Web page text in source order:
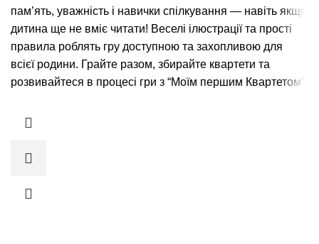
пам’ять, уважність і навички спілкування — навіть якщо
дитина ще не вміє читати! Веселі ілюстрації та прості
правила роблять гру доступною та захопливою для
всієї родини. Грайте разом, збирайте квартети та
розвивайтеся в процесі гри з “Моїм першим Квартетом”!